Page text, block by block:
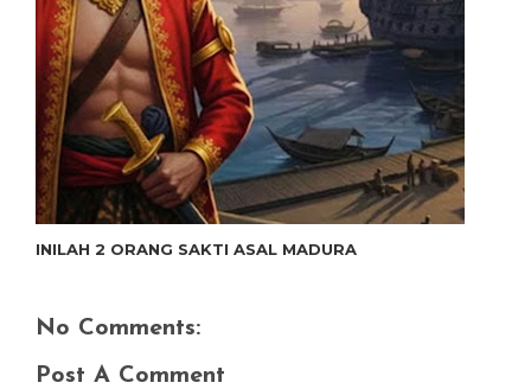
INILAH 2 ORANG SAKTI ASAL MADURA
No Comments:
Post A Comment